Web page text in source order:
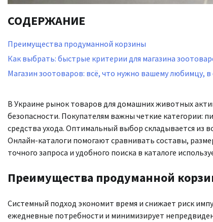
СОДЕРЖАНИЕ
Преимущества продуманной корзины
Как выбрать: быстрые критерии для магазина
Магазин зоотоваров: всё, что нужно вашему любимцу,
В Украине рынок товаров для домашних животных
безопасности. Покупателям важны четкие категории:
средства ухода. Оптимальный выбор складывается из
Онлайн-каталоги помогают сравнивать составы,
точного запроса и удобного поиска в каталоге
Преимущества продуманной
Системный подход экономит время и снижает риск
ежедневные потребности и минимизирует